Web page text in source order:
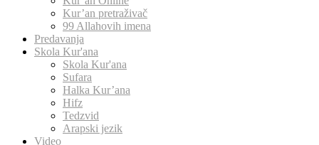
Kur’an pretraživač
99 Allahovih imena
Predavanja
Skola Kur'ana
Skola Kur'ana
Sufara
Halka Kur’ana
Hifz
Tedzvid
Arapski jezik
Video